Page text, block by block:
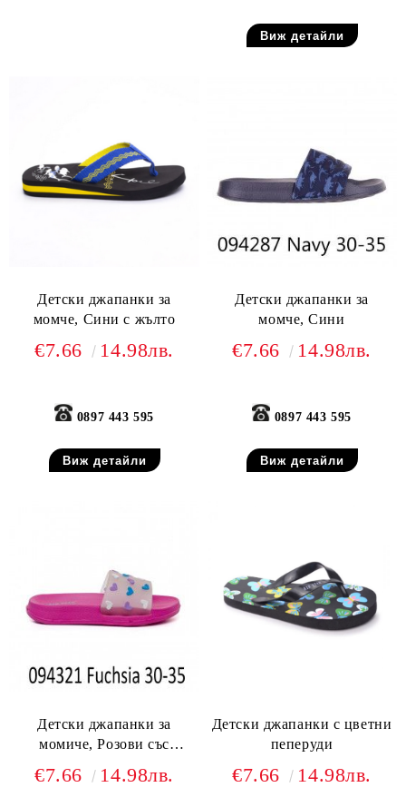
Виж детайли
Детски джапанки за
момче, Сини с жълто
€7.66 14.98лв.
0897 443 595
Виж детайли
Детски джапанки за
момче, Сини
€7.66 14.98лв.
0897 443 595
Виж детайли
Детски джапанки за
момиче, Розови със
€7.66 14.98лв.
Детски джапанки с цветни
пеперуди
€7.66 14.98лв.